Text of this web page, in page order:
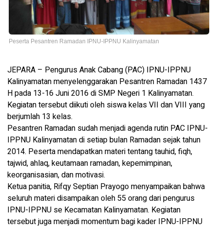
Peserta Pesantren Ramadan IPNU-IPPNU Kalinyamatan
JEPARA – Pengurus Anak Cabang (PAC) IPNU-IPPNU
Kalinyamatan menyelenggarakan Pesantren Ramadan 1437
H pada 13-16 Juni 2016 di SMP Negeri 1 Kalinyamatan.
Kegiatan tersebut diikuti oleh siswa kelas VII dan VIII yang
berjumlah 13 kelas.
Pesantren Ramadan sudah menjadi agenda rutin PAC IPNU-
IPPNU Kalinyamatan di setiap bulan Ramadan sejak tahun
2014. Peserta mendapatkan materi tentang tauhid, fiqh,
tajwid, ahlaq, keutamaan ramadan, kepemimpinan,
keorganisasian, dan motivasi.
Ketua panitia, Rifqy Septian Prayogo menyampaikan bahwa
seluruh materi disampaikan oleh 55 orang dari pengurus
IPNU-IPPNU se Kecamatan Kalinyamatan. Kegiatan
tersebut juga menjadi momentum bagi kader IPNU-IPPNU